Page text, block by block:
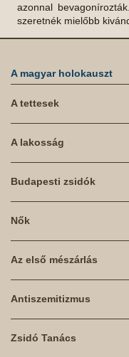
azonnal
szeretnék mielőbb
A magyar holokauszt
A tettesek
A lakosság
Budapesti zsidók
Nők
Az első mészárlás
Antiszemitizmus
Zsidó Tanács